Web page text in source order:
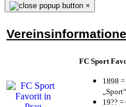
×
FC Sport
1898
19??